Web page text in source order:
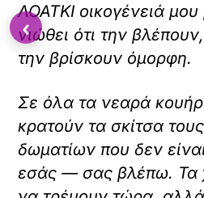
ΛΟΑΤΚΙ οικογένειά
νιώθει ότι την
την βρίσκουν όμορφη.
Σε όλα τα νεαρά
κρατούν τα σκίτσα
δωματίων που δεν
εσάς — σας βλέπω. Τα
‹